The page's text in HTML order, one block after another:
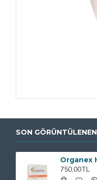
SON GÖRÜNTÜLENEN
750,00TL